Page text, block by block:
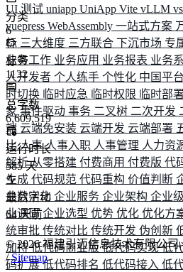
UI 测试 uniapp UniApp Vite vLLM vs
vuepress WebAssembly 一站式方案
标 三大维度 三方联合 下沉市场 专
业务工作 业务应用 业务报表 业务
人开发者 个人练手 个性化 中国平台
时切换 临时应急 临时权限 临时部
象事件驱动 事务 二叉树 二次开发
端 云端免安装 云端开发 云端部署
比人事人事入职 人事管理 人力资
解析从零搭建 付费商用 付费版 代
生成 代码规范 代码重构 价值判断
业数字化 企业服务 企业架构 企业级
业调研企业选型 优势 优化 优化方
统审批 传统对比 传统开发 伪创新
加持低代码商业版低代码实现低
码扩展低代码排名 低代码接入 低
分类
6
标签
1132
总字数
6,609,519
运行时长
585 天
最后活动
64 天前
©2026福建引迈信息技术有限公司.
/Sitemap